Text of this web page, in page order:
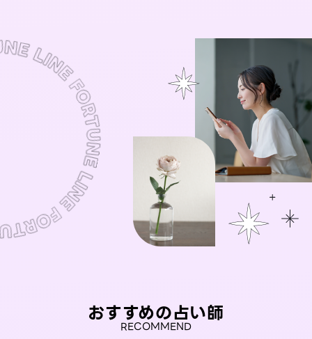
おすすめの占い師
RECOMMEND